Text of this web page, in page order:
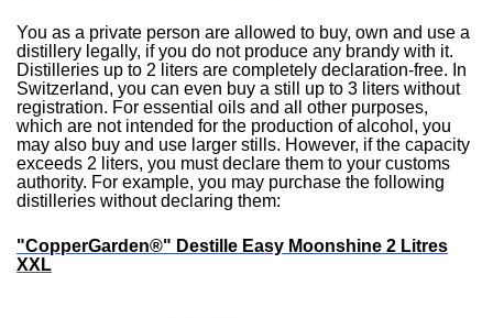
You as a private person are allowed to buy, own and use a
distillery legally, if you do not produce any brandy with it.
Distilleries up to 2 liters are completely declaration-free. In
Switzerland, you can even buy a still up to 3 liters without
registration. For essential oils and all other purposes,
which are not intended for the production of alcohol, you
may also buy and use larger stills. However, if the capacity
exceeds 2 liters, you must declare them to your customs
authority. For example, you may purchase the following
distilleries without declaring them:
"CopperGarden®" Destille Easy Moonshine 2 Litres
XXL